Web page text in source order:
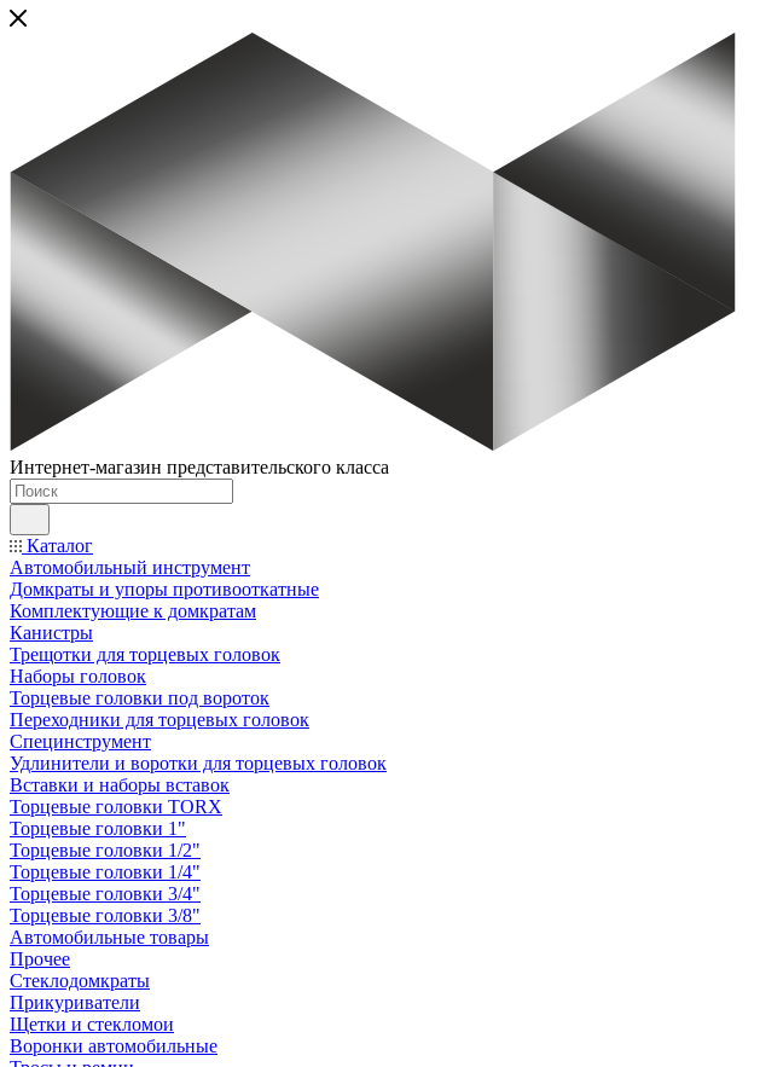
Интернет-магазин представительского класса
Каталог
Автомобильный инструмент
Домкраты и упоры противооткатные
Комплектующие к домкратам
Канистры
Трещотки для торцевых головок
Наборы головок
Торцевые головки под вороток
Переходники для торцевых головок
Специнструмент
Удлинители и воротки для торцевых головок
Вставки и наборы вставок
Торцевые головки TORX
Торцевые головки 1"
Торцевые головки 1/2"
Торцевые головки 1/4"
Торцевые головки 3/4"
Торцевые головки 3/8"
Автомобильные товары
Прочее
Стеклодомкраты
Прикуриватели
Щетки и стекломои
Воронки автомобильные